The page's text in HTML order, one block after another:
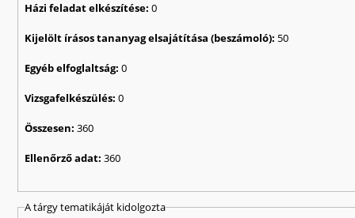
Házi feladat elkészítése:0
Kijelölt írásos tananyag elsajátítása (beszámoló): 50
Egyéb elfoglaltság:0
Vizsgafelkészülés:0
Összesen:360
Ellenőrző adat:360
A tárgy tematikáját kidolgozta